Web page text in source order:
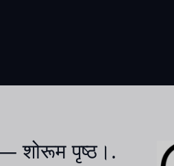
शोरूम पृष्ठ।.